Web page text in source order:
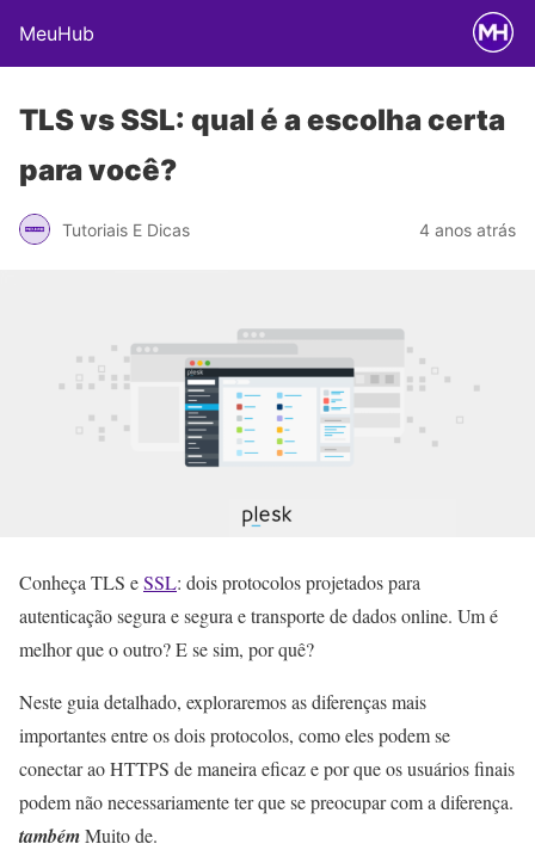
MeuHub
TLS vs SSL: qual é a escolha certa
para você?
Tutoriais E Dicas 4 anos atrás
Conheça TLS eSSL: dois protocolos projetados para
autenticação segura e segura e transporte de dados online. Um é
melhor que o outro? E se sim, por quê?
Neste guia detalhado, exploraremos as diferenças mais
importantes entre os dois protocolos, como eles podem se
conectar ao HTTPS de maneira eficaz e por que os usuários finais
podem não necessariamente ter que se preocupar com a diferença.
tambémMuito de.